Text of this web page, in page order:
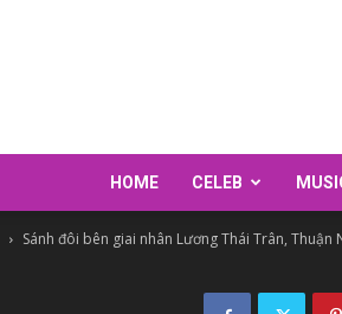
HOME CELEB
Sánh đôi bên giai nhân Lương Thái Trân, Thuận